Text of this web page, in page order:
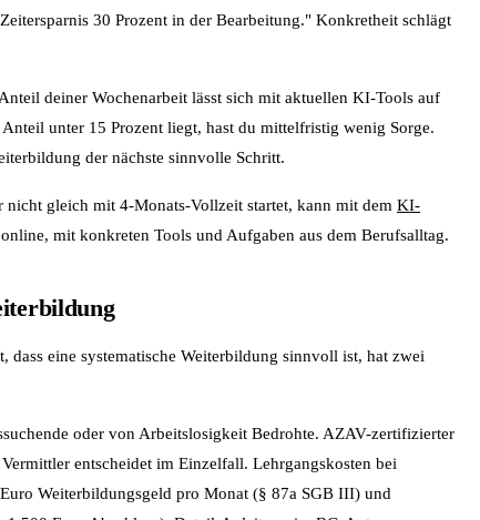
30 Prozent in der Bearbeitung." Konkretheit schlägt
deiner Wochenarbeit lässt sich mit aktuellen KI-Tools auf
unter 15 Prozent liegt, hast du mittelfristig wenig Sorge.
der nächste sinnvolle Schritt.
gleich mit 4-Monats-Vollzeit startet, kann mit dem KI-
mit konkreten Tools und Aufgaben aus dem Berufsalltag.
dass eine systematische Weiterbildung sinnvoll ist, hat zwei
oder von Arbeitslosigkeit Bedrohte. AZAV-zertifizierter
entscheidet im Einzelfall. Lehrgangskosten bei
Weiterbildungsgeld pro Monat (§ 87a SGB III) und